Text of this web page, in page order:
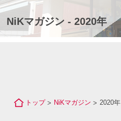
NiKマガジン - 2020年
トップ > NiKマガジン > 2020年